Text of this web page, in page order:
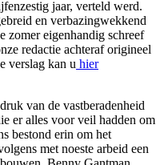
jaar, verteld werd.
en verbazingwekkend
zomer eigenhandig schreef
redactie achteraf origineel
verslag kan u hier
van de vastberadenheid
er alles voor veil hadden om
bestond erin om het
met noeste arbeid een